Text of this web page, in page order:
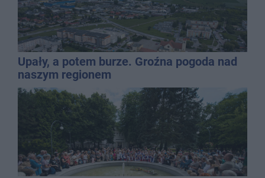
Upały, a potem burze. Groźna pogoda nad
naszym regionem